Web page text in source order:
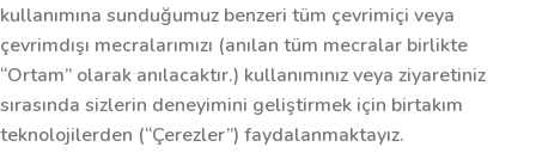
kullanımına sunduğumuz benzeri tüm çevrimiçi veya
çevrimdışı mecralarımızı (anılan tüm mecralar birlikte
“Ortam” olarak anılacaktır.) kullanımınız veya ziyaretiniz
sırasında sizlerin deneyimini geliştirmek için birtakım
teknolojilerden (“Çerezler”) faydalanmaktayız.